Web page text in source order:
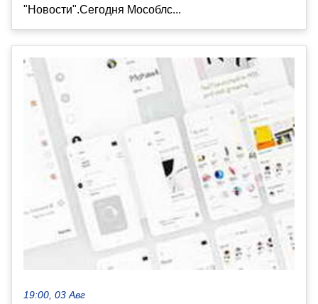
"Новости".Сегодня Мособлс...
19:00, 03 Авг